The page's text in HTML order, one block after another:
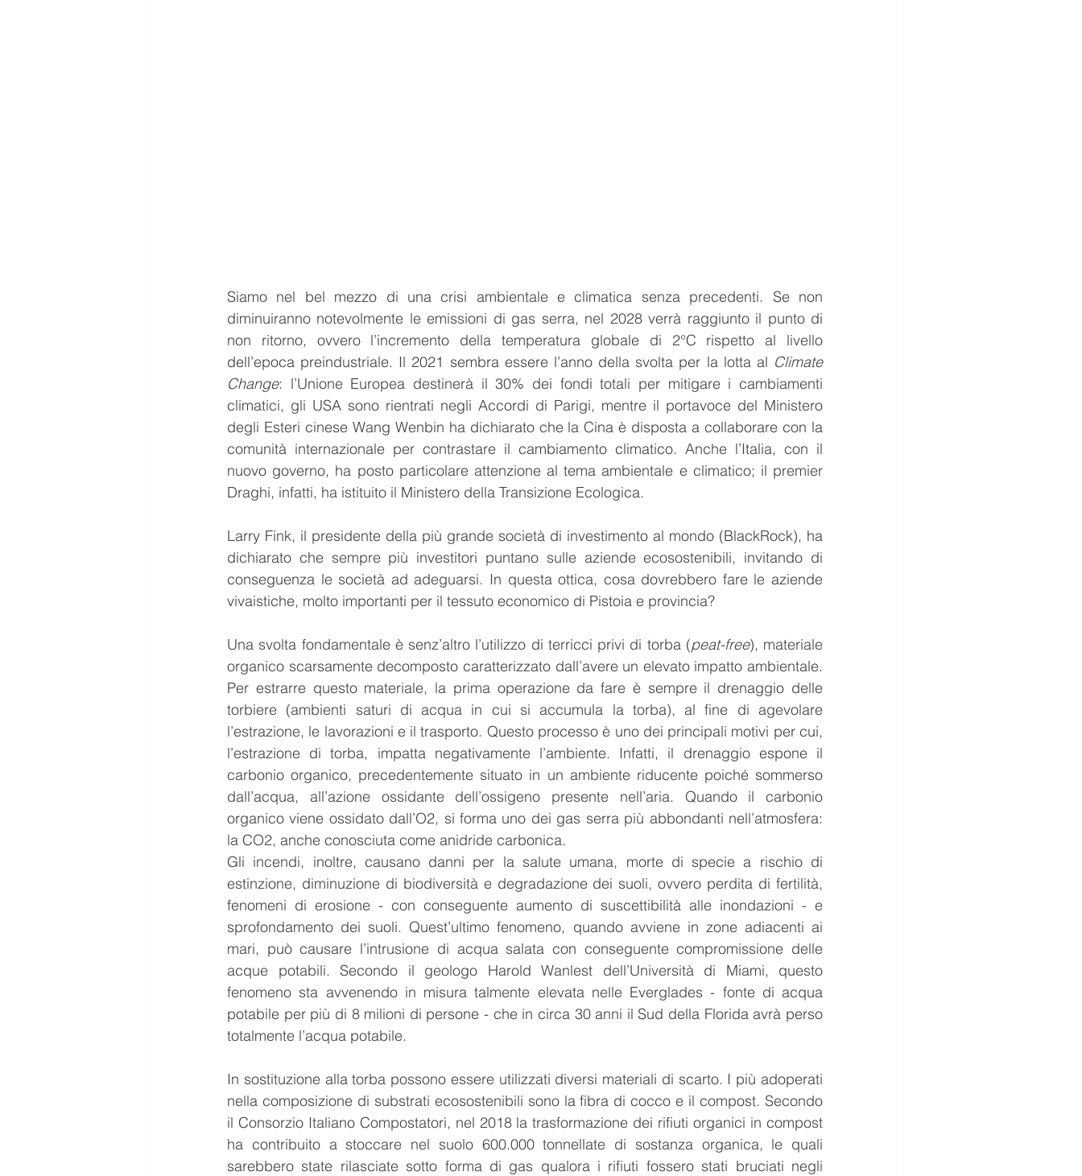
Siamo nel bel mezzo di una crisi ambientale e climatica senza precedenti. Se non
diminuiranno notevolmente le emissioni di gas serra, nel 2028 verrà raggiunto il punto di
non ritorno, ovvero l’incremento della temperatura globale di 2°C rispetto al livello
dell’epoca preindustriale. Il 2021 sembra essere l’anno della svolta per la lotta al Climate
Change: l’Unione Europea destinerà il 30% dei fondi totali per mitigare i cambiamenti
climatici, gli USA sono rientrati negli Accordi di Parigi, mentre il portavoce del Ministero
degli Esteri cinese Wang Wenbin ha dichiarato che la Cina è disposta a collaborare con la
comunità internazionale per contrastare il cambiamento climatico. Anche l’Italia, con il
nuovo governo, ha posto particolare attenzione al tema ambientale e climatico; il premier
Draghi, infatti, ha istituito il Ministero della Transizione Ecologica.
Larry Fink, il presidente della più grande società di investimento al mondo (BlackRock), ha
dichiarato che sempre più investitori puntano sulle aziende ecosostenibili, invitando di
conseguenza le società ad adeguarsi. In questa ottica, cosa dovrebbero fare le aziende
vivaistiche, molto importanti per il tessuto economico di Pistoia e provincia?
Una svolta fondamentale è senz’altro l’utilizzo di terricci privi di torba (peat-free), materiale
organico scarsamente decomposto caratterizzato dall’avere un elevato impatto ambientale.
Per estrarre questo materiale, la prima operazione da fare è sempre il drenaggio delle
torbiere (ambienti saturi di acqua in cui si accumula la torba), al fine di agevolare
l’estrazione, le lavorazioni e il trasporto. Questo processo è uno dei principali motivi per cui,
l’estrazione di torba, impatta negativamente l’ambiente. Infatti, il drenaggio espone il
carbonio organico, precedentemente situato in un ambiente riducente poiché sommerso
dall’acqua, all’azione ossidante dell’ossigeno presente nell’aria. Quando il carbonio
organico viene ossidato dall’O2, si forma uno dei gas serra più abbondanti nell’atmosfera:
la CO2, anche conosciuta come anidride carbonica.
Gli incendi, inoltre, causano danni per la salute umana, morte di specie a rischio di
estinzione, diminuzione di biodiversità e degradazione dei suoli, ovvero perdita di fertilità,
fenomeni di erosione - con conseguente aumento di suscettibilità alle inondazioni - e
sprofondamento dei suoli. Quest’ultimo fenomeno, quando avviene in zone adiacenti ai
mari, può causare l’intrusione di acqua salata con conseguente compromissione delle
acque potabili. Secondo il geologo Harold Wanlest dell’Università di Miami, questo
fenomeno sta avvenendo in misura talmente elevata nelle Everglades - fonte di acqua
potabile per più di 8 milioni di persone - che in circa 30 anni il Sud della Florida avrà perso
totalmente l’acqua potabile.
In sostituzione alla torba possono essere utilizzati diversi materiali di scarto. I più adoperati
nella composizione di substrati ecosostenibili sono la fibra di cocco e il compost. Secondo
il Consorzio Italiano Compostatori, nel 2018 la trasformazione dei rifiuti organici in compost
ha contribuito a stoccare nel suolo 600.000 tonnellate di sostanza organica, le quali
sarebbero state rilasciate sotto forma di gas qualora i rifiuti fossero stati bruciati negli